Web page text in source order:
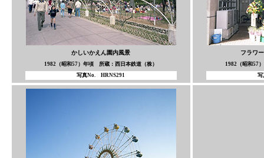
かしいかえん園内風景
1982（昭和57）年頃 所蔵：西日本鉄道（株）
写真No. HRNS291
フラワ
1982（昭和57